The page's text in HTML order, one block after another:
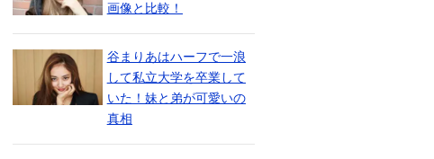
画像と比較！
谷まりあはハーフで一浪
して私立大学を卒業して
いた！妹と弟が可愛いの
真相